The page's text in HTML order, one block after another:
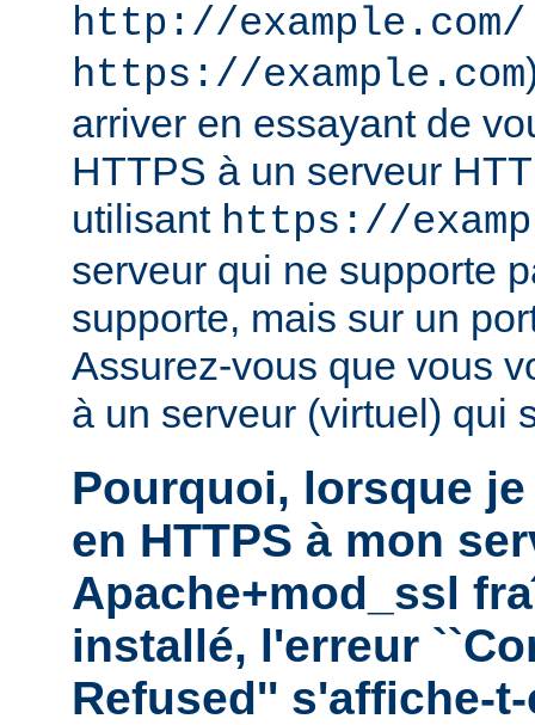
http://example.com/
https://example.com
arriver en essayant de
HTTPS à un serveur
utilisant https://
serveur qui ne supporte
supporte, mais sur un
Assurez-vous que vous
à un serveur (virtuel) qui
Pourquoi, lorsque
en HTTPS à mon
Apache+mod_ssl
installé, l'erreur
Refused'' s'affiche-